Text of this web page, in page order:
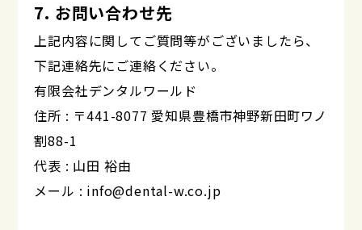
7. お問い合わせ先
上記内容に関してご質問等がございましたら、
下記連絡先にご連絡ください。
有限会社デンタルワールド
住所 : 〒441-8077 愛知県豊橋市神野新田町ワノ
割88-1
代表 : 山田 裕由
メール : info@dental-w.co.jp